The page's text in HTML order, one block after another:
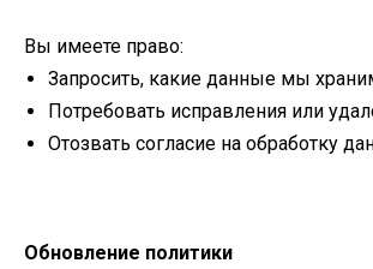
Вы имеете право:
Запросить, какие данные мы
Потребовать исправления или
Отозвать согласие на обработку
Обновление политики